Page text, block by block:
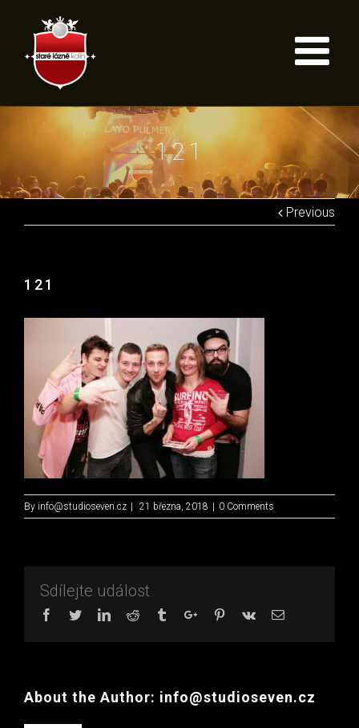
121
Previous
121
By info@studioseven.cz 21 března, 2018 0 Comments
Sdílejte událost
Facebook
TwitterLinkedinReddit TumblrGoogle+Pinterest
Vk Email
About the Author: info@studioseven.cz